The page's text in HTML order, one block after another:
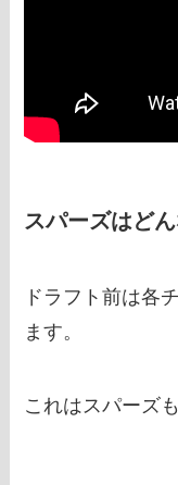
スパーズはど
ドラフト前は各
ます。
これはスパーズ